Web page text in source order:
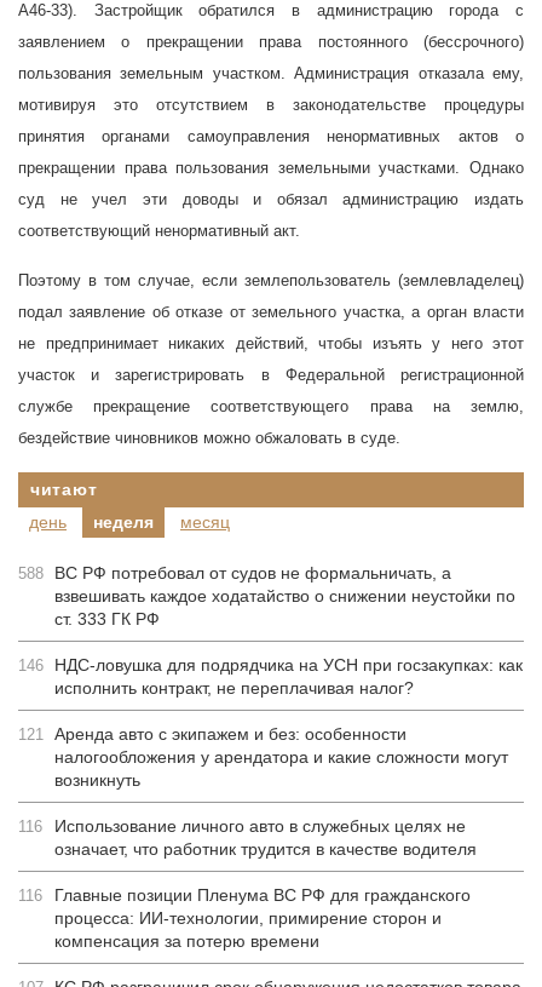
А46-33). Застройщик обратился в администрацию города с
заявлением о прекращении права постоянного (бессрочного)
пользования земельным участком. Администрация отказала ему,
мотивируя это отсутствием в законодательстве процедуры
принятия органами самоуправления ненормативных актов о
прекращении права пользования земельными участками. Однако
суд не учел эти доводы и обязал администрацию издать
соответствующий ненормативный акт.
Поэтому в том случае, если землепользователь (землевладелец)
подал заявление об отказе от земельного участка, а орган власти
не предпринимает никаких действий, чтобы изъять у него этот
участок и зарегистрировать в Федеральной регистрационной
службе прекращение соответствующего права на землю,
бездействие чиновников можно обжаловать в суде.
читают
день
неделя месяц
588
ВС РФ потребовал от судов не формальничать, а
взвешивать каждое ходатайство о снижении неустойки по
ст. 333 ГК РФ
146
НДС-ловушка для подрядчика на УСН при госзакупках: как
исполнить контракт, не переплачивая налог?
121 Аренда авто с экипажем и без: особенности
налогообложения у арендатора и какие сложности могут
возникнуть
116
Использование личного авто в служебных целях не
означает, что работник трудится в качестве водителя
116
Главные позиции Пленума ВС РФ для гражданского
процесса: ИИ-технологии, примирение сторон и
компенсация за потерю времени